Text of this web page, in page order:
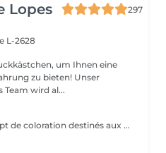
Lopes
297
L-2628
um Ihnen eine
zu bieten! Unser
wird al...
Brunette : technique et concept de coloration destinés aux cheveux bruns et châtains, mettant en valeur la profondeur, la brillance et la dimension des cheveux. Peut inclure des nuances chaudes, froides ou illuminées, offrant un résultat sophistiqué, naturel et élégant. Très utilisée dans les transformations modernes comme le brun illuminé, chocolat, café et les tons cendrés. Le service comprend : les mèches, le traitement, la tonalisation et la finalisation.